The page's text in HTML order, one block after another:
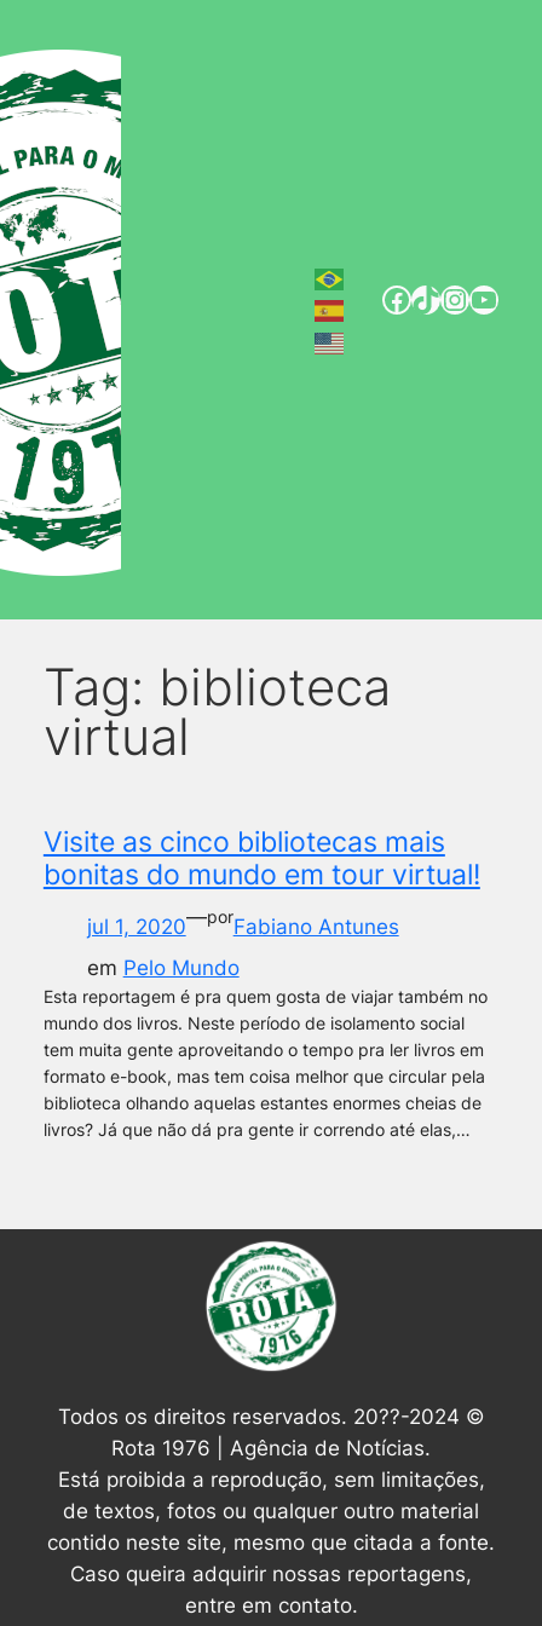
Tag: biblioteca
virtual
Visite as cinco bibliotecas mais
bonitas do mundo em tour virtual!
jul 1, 2020—porFabiano Antunes
em Pelo Mundo
Esta reportagem é pra quem gosta de viajar também no
mundo dos livros. Neste período de isolamento social
tem muita gente aproveitando o tempo pra ler livros em
formato e-book, mas tem coisa melhor que circular pela
biblioteca olhando aquelas estantes enormes cheias de
livros? Já que não dá pra gente ir correndo até elas,…
Todos os direitos reservados. 20??-2024 ©
Rota 1976 | Agência de Notícias.
Está proibida a reprodução, sem limitações,
de textos, fotos ou qualquer outro material
contido neste site, mesmo que citada a fonte.
Caso queira adquirir nossas reportagens,
entre em contato.